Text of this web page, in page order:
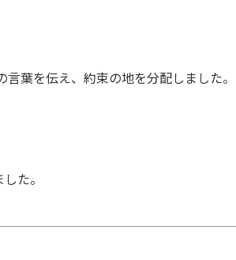
葉を伝え、約束の地を分配しました。
た。